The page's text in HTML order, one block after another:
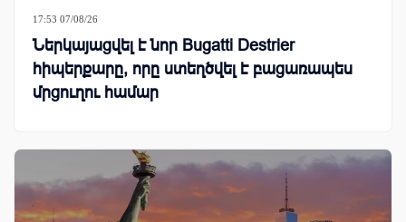
17:53 07/08/26
Ներկայացվել է նոր Bugatti Destrier
հիպերքարը, որը ստեղծվել է բացառապես
մրցուղու համար